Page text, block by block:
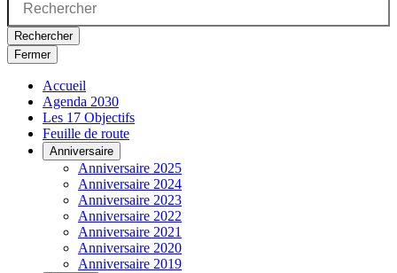
Rechercher
Fermer
Accueil
Agenda 2030
Les 17 Objectifs
Feuille de route
Anniversaire
Anniversaire 2025
Anniversaire 2024
Anniversaire 2023
Anniversaire 2022
Anniversaire 2021
Anniversaire 2020
Anniversaire 2019